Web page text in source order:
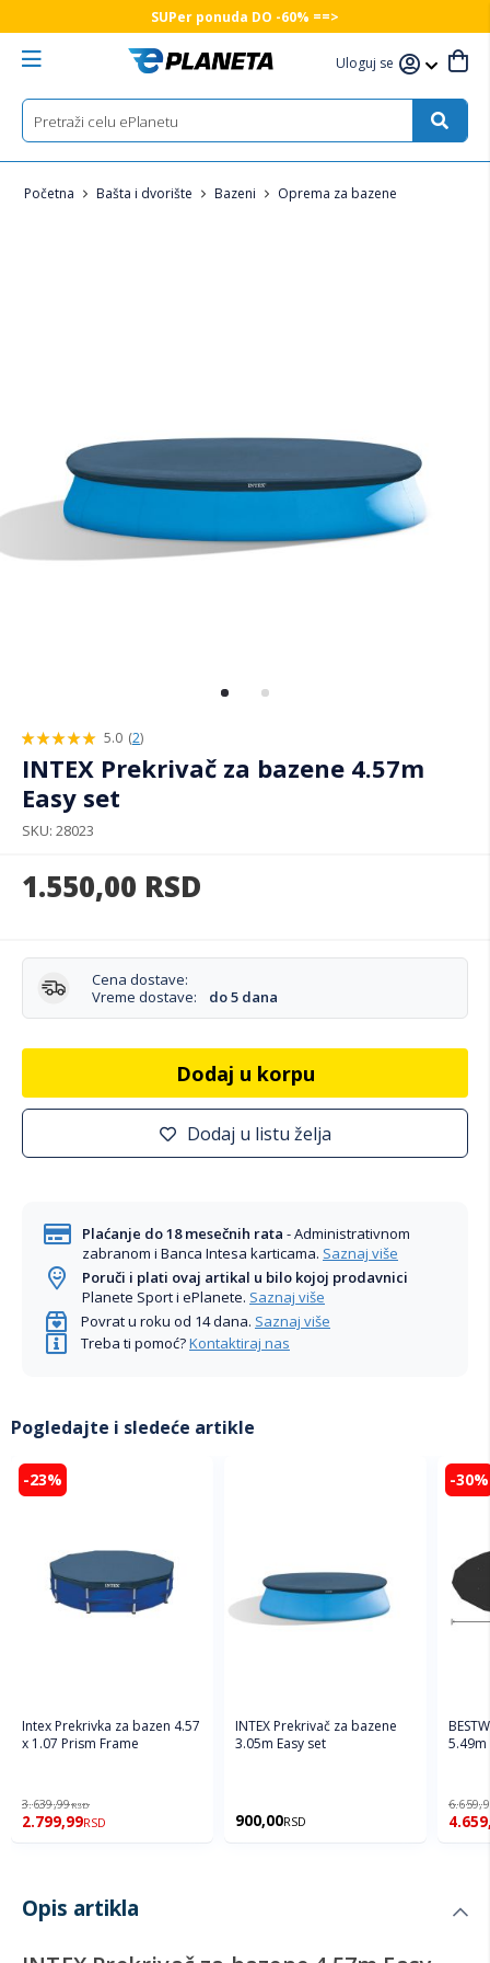
SUPer ponuda DO -60% ==>
Uloguj se
Početna Bašta i dvorište Bazeni Oprema za bazene
5.0 (2)
INTEX Prekrivač za bazene 4.57m
Easy set
SKU 28023
1.550,00 RSD
Cena dostave:
Vreme dostave:
do 5 dana
Dodaj u korpu
Dodaj u listu želja
Plaćanje do 18 mesečnih rata - Administrativnom
zabranom i Banca Intesa karticama. Saznaj više
Poruči i plati ovaj artikal u bilo kojoj prodavnici
Planete Sport i ePlanete. Saznaj više
Povrat u roku od 14 dana. Saznaj više
Treba ti pomoć?Kontaktiraj nas
Pogledajte i sledeće artikle
-23%
Intex Prekrivka za bazen 4.57
x 1.07 Prism Frame
3.639,99RSD
2.799,99RSD
INTEX Prekrivač za bazene
3.05m Easy set
900,00RSD
-30%
5.49m
Opis artikla